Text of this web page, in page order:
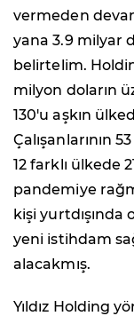
vermeden
yana 3.9 milyar
belirtelim.
milyon doların
130'u aşkın
Çalışanlarının
12 farklı ülkede
pandemiye
kişi
yeni istihdam
alacakmış.
Yıldız Holding